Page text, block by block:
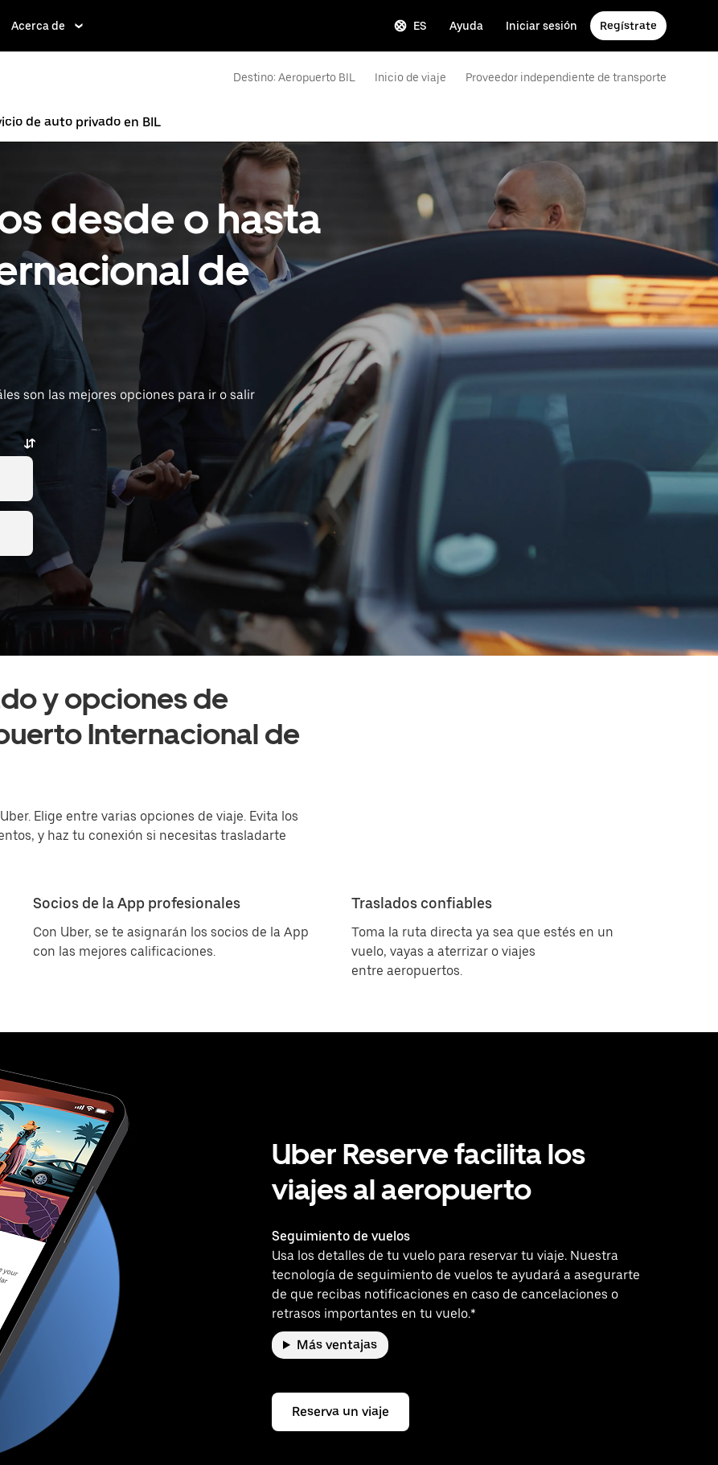
Acerca de ES Ayuda Iniciar sesión Regístrate
Destino: Aeropuerto BIL Inicio de viaje Proveedor independiente de transporte
de auto privado en BIL
desde o hasta
de
son las mejores opciones para ir o salir
y opciones de
Internacional de
Elige entre varias opciones de viaje. Evita los
y haz tu conexión si necesitas trasladarte
Socios de la App profesionales
Con Uber, se te asignarán los socios de la App
con las mejores calificaciones.
Traslados confiables
Toma la ruta directa ya sea que estés en un
vuelo, vayas a aterrizar o viajes
entre aeropuertos.
Uber Reserve facilita los
viajes al aeropuerto
Seguimiento de vuelos
Usa los detalles de tu vuelo para reservar tu viaje. Nuestra
tecnología de seguimiento de vuelos te ayudará a asegurarte
de que recibas notificaciones en caso de cancelaciones o
retrasos importantes en tu vuelo.*
Más ventajas
Reserva un viaje